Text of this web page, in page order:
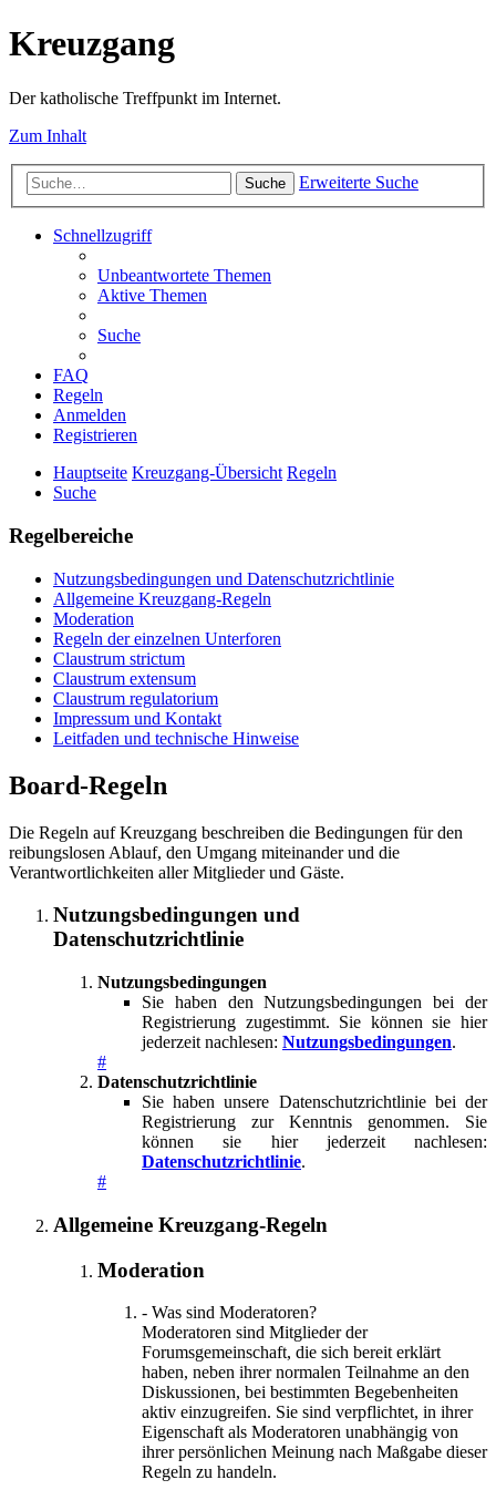
Kreuzgang
Der katholische Treffpunkt im Internet.
Zum Inhalt
Suche Erweiterte Suche
Schnellzugriff
Unbeantwortete Themen
Aktive Themen
Suche
FAQ
Regeln
Anmelden
Registrieren
Hauptseite Kreuzgang-Übersicht Regeln
Suche
Regelbereiche
Nutzungsbedingungen und Datenschutzrichtlinie
Allgemeine Kreuzgang-Regeln
Moderation
Regeln der einzelnen Unterforen
Claustrum strictum
Claustrum extensum
Claustrum regulatorium
Impressum und Kontakt
Leitfaden und technische Hinweise
Board-Regeln
Die Regeln auf Kreuzgang beschreiben die Bedingungen für den
reibungslosen Ablauf, den Umgang miteinander und die
Verantwortlichkeiten aller Mitglieder und Gäste.
Nutzungsbedingungen und
Datenschutzrichtlinie
Nutzungsbedingungen
Sie haben den Nutzungsbedingungen bei der
Registrierung zugestimmt. Sie können sie hier
jederzeit nachlesen: Nutzungsbedingungen.
#
Datenschutzrichtlinie
Sie haben unsere Datenschutzrichtlinie bei der
Registrierung zur Kenntnis genommen. Sie
können sie hier jederzeit nachlesen:
Datenschutzrichtlinie.
#
Allgemeine Kreuzgang-Regeln
Moderation
- Was sind Moderatoren?
Moderatoren sind Mitglieder der
Forumsgemeinschaft, die sich bereit erklärt
haben, neben ihrer normalen Teilnahme an den
Diskussionen, bei bestimmten Begebenheiten
aktiv einzugreifen. Sie sind verpflichtet, in ihrer
Eigenschaft als Moderatoren unabhängig von
ihrer persönlichen Meinung nach Maßgabe dieser
Regeln zu handeln.